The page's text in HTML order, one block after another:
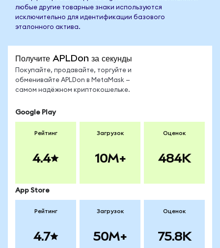
любые другие товарные знаки используются
исключительно для идентификации базового
эталонного актива.
Получите APLDon за секунды
Покупайте, продавайте, торгуйте и
обменивайте APLDon в MetaMask —
самом надёжном криптокошельке.
Google Play
Рейтинг
4.4
Загрузок
10M+
Оценок
484K
App Store
Рейтинг
4.7
Загрузок
50M+
Оценок
75.8K